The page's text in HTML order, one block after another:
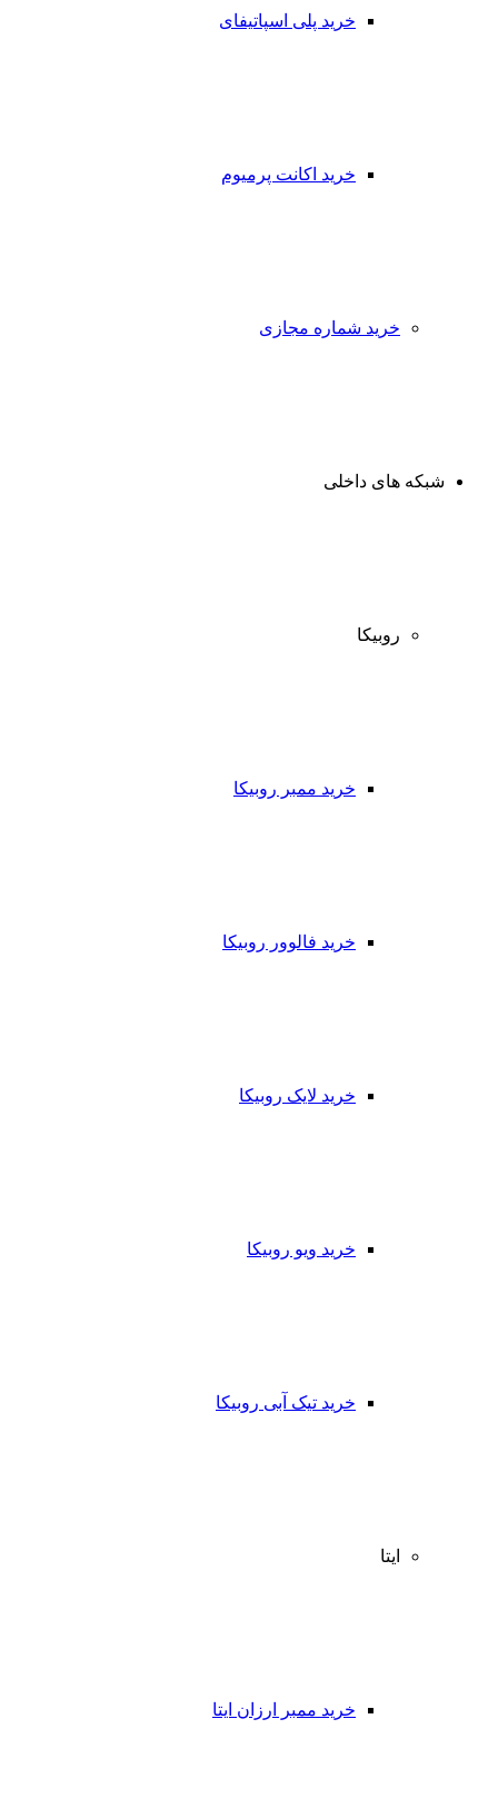
خرید پلی اسپاتیفای
خرید اکانت پرمیوم
خرید شماره مجازی
شبکه های داخلی
روبیکا
خرید ممبر روبیکا
خرید فالوور روبیکا
خرید لایک روبیکا
خرید ویو روبیکا
خرید تیک آبی روبیکا
ایتا
خرید ممبر ارزان ایتا